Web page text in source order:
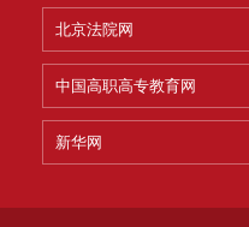
北京法院网
中国高职高专教育网
新华网